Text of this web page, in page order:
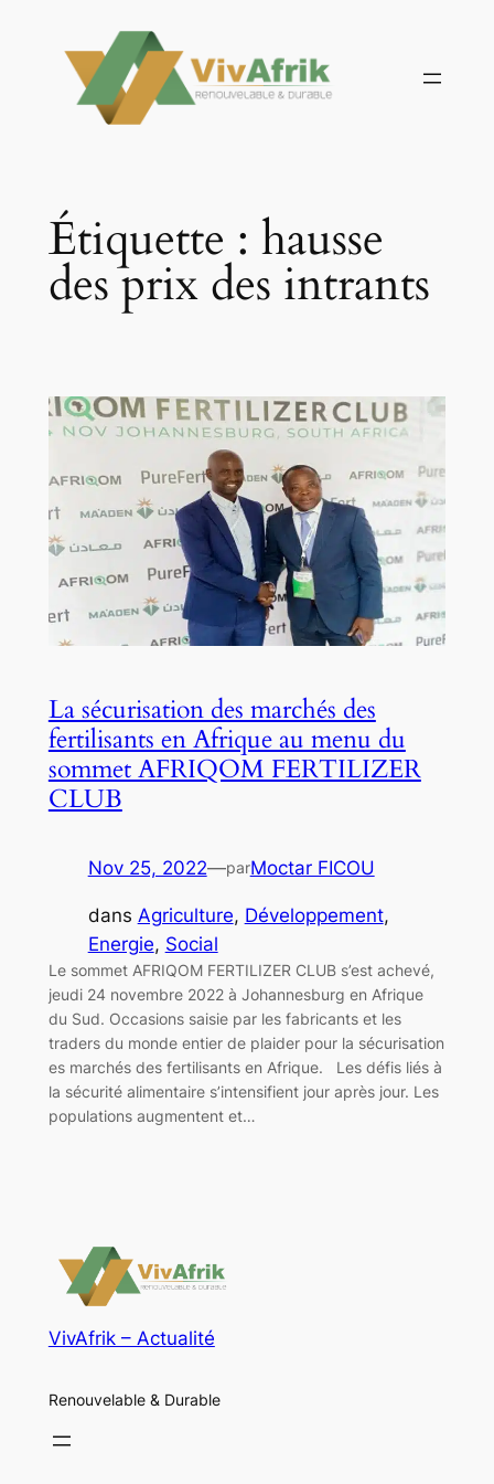
contenu
Étiquette : hausse
des prix des intrants
La sécurisation des marchés des
fertilisants en Afrique au menu du
sommet AFRIQOM FERTILIZER
CLUB
Nov 25, 2022—parMoctar FICOU
dans Agriculture, Développement
Energie, Social
Le sommet AFRIQOM FERTILIZER CLUB s’est achevé,
jeudi 24 novembre 2022 à Johannesburg en Afrique
du Sud. Occasions saisie par les fabricants et les
traders du monde entier de plaider pour la sécurisation
es marchés des fertilisants en Afrique. Les défis liés à
la sécurité alimentaire s’intensifient jour après jour. Les
populations augmentent et…
VivAfrik – Actualité
Renouvelable & Durable